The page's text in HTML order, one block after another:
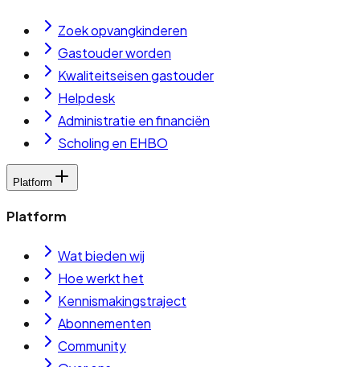
Zoek opvangkinderen
Gastouder worden
Kwaliteitseisen gastouder
Helpdesk
Administratie en financiën
Scholing en EHBO
Platform
Platform
Wat bieden wij
Hoe werkt het
Kennismakingstraject
Abonnementen
Community